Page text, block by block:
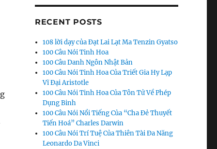
RECENT POSTS
108 lời dạy của Đạt Lai Lạt Ma Tenzin Gyatso
100 Câu Nói Tinh Hoa
100 Câu Danh Ngôn Nhật Bản
100 Câu Nói Tinh Hoa Của Triết Gia Hy Lạp
Vĩ Đại Aristotle
100 Câu Nói Tinh Hoa Của Tôn Tử Về Phép
Dụng Binh
100 Câu Nói Nổi Tiếng Của “Cha Đẻ Thuyết
Tiến Hoá” Charles Darwin
100 Câu Nói Trí Tuệ Của Thiên Tài Đa Năng
Leonardo Da Vinci